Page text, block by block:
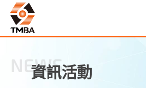
NEWS
資訊活動